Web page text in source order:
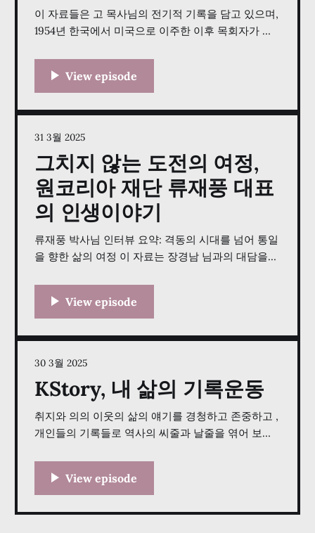
이 자료들은 고 목사님의 전기적 기록을 담고 있으며,
1954년 한국에서 미국으로 이주한 이후 목회자가 되
대학교 재학 중 룸메이트와 인터버시티(InterVarsity
인 회심을 경험하였습니다. 이후 청년과 젊은 세대를
위한 사역에 집중하며 목회자의 길로 나아가게
그치지 않는 도전의 여정,
원코리아 재단 류재풍 대표
의 인생이야기
류재풍 박사님 인터뷰 요약: 격동의 시대를 넘어 통일
을 향한 삶의 여정 이 자료는 장경남 님과의 대담을
단 시기의 경험부터, 미국에서의 학술 경력, 볼티모어
동에 대한 그의 중대한 기여, 그리고
31 3월 2025
KStory, 내 삶의 기록운동
취지와 의의 이웃의 삶의 얘기를 경청하고 존중하고 ,
개인들의 기록들로 역사의 씨줄과 날줄을 엮어 보존
목표
30 3월 2025